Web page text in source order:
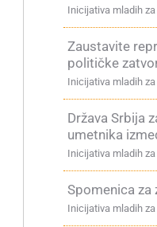
Inicijativa mladih
Zaustavite
političke
Inicijativa mladih
Država Srbija
umetnika
Inicijativa mladih
Spomenica za
Inicijativa mladih